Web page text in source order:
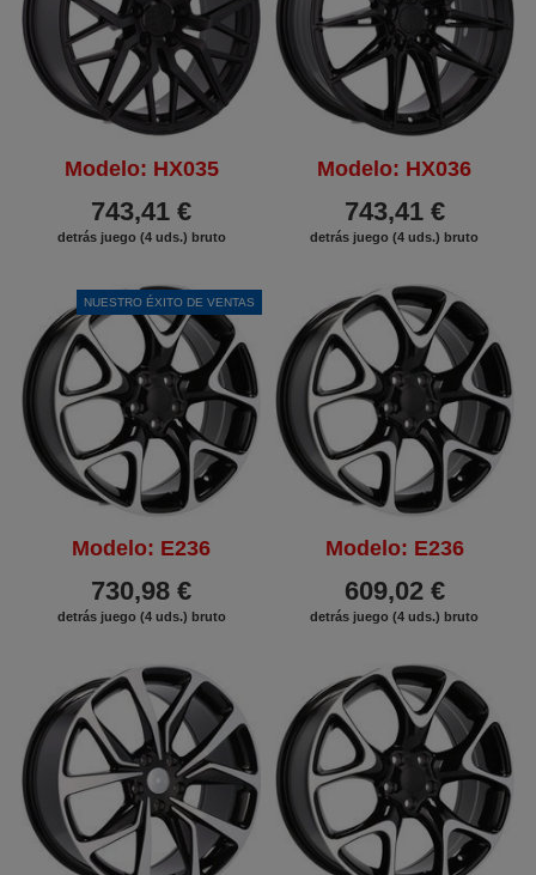
Modelo: HX035
743,41 €
detrás juego (4 uds.) bruto
Modelo: HX036
743,41 €
detrás juego (4 uds.) bruto
NUESTRO ÉXITO DE VENTAS
Modelo: E236
730,98 €
detrás juego (4 uds.) bruto
Modelo: E236
609,02 €
detrás juego (4 uds.) bruto